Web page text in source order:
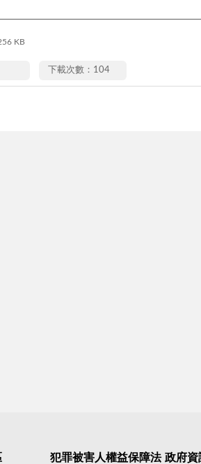
KB
下載次數：104
犯罪被害人權益保障法 政府資